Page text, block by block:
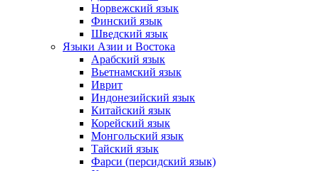
Норвежский язык
Финский язык
Шведский язык
Языки Азии и Востока
Арабский язык
Вьетнамский язык
Иврит
Индонезийский язык
Китайский язык
Корейский язык
Монгольский язык
Тайский язык
Фарси (персидский язык)